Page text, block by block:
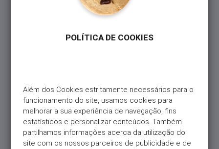
POLÍTICA DE COOKIES
Além dos Cookies estritamente necessários para o
funcionamento do site, usamos cookies para
melhorar a sua experiência de navegação, fins
estatísticos e personalizar conteúdos. Também
partilhamos informações acerca da utilização do
site com os nossos parceiros de publicidade e de
Dezembro 2023
Julho 2023
Junho 2023